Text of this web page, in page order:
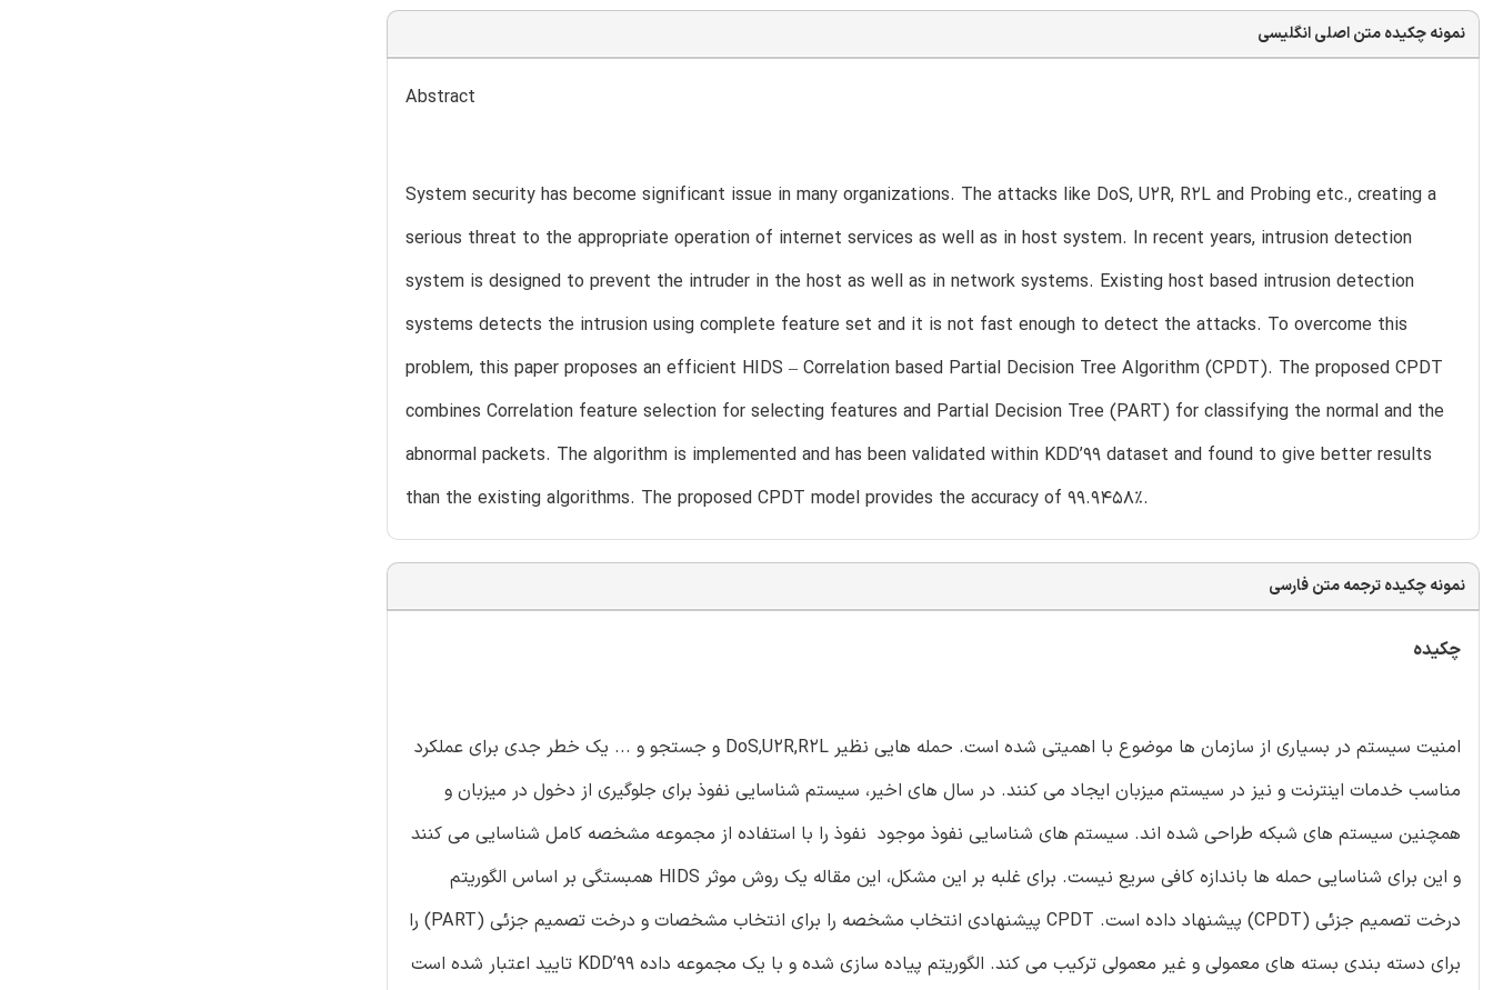
نمونه چکیده متن اصلی انگلیسی
Abstract
System security has become significant issue in many organizations. The attacks like DoS, U2R, R2L and Probing etc., creating a
serious threat to the appropriate operation of internet services as well as in host system. In recent years, intrusion detection
system is designed to prevent the intruder in the host as well as in network systems. Existing host based intrusion detection
systems detects the intrusion using complete feature set and it is not fast enough to detect the attacks. To overcome this
problem, this paper proposes an efficient HIDS – Correlation based Partial Decision Tree Algorithm (CPDT). The proposed CPDT
combines Correlation feature selection for selecting features and Partial Decision Tree (PART) for classifying the normal and the
abnormal packets. The algorithm is implemented and has been validated within KDD’99 dataset and found to give better results
than the existing algorithms. The proposed CPDT model provides the accuracy of 99.9458%.
نمونه چکیده ترجمه متن فارسی
چکیده
امنیت سیستم در بسیاری از سازمان ها موضوع با اهمیتی شده است. حمله هایی نظیر DoS,U2R,R2L و جستجو و ... یک خطر جدی برای عملکرد
مناسب خدمات اینترنت و نیز در سیستم میزبان ایجاد می کنند. در سال های اخیر، سیستم شناسایی نفوذ برای جلوگیری از دخول در میزبان و
همچنین سیستم های شبکه طراحی شده اند. سیستم های شناسایی نفوذ موجود نفوذ را با استفاده از مجموعه مشخصه کامل شناسایی می کنند
و این برای شناسایی حمله ها باندازه کافی سریع نیست. برای غلبه بر این مشکل، این مقاله یک روش موثر HIDS همبستگی بر اساس الگوریتم
درخت تصمیم جزئی (CPDT) پیشنهاد داده است. CPDT پیشنهادی انتخاب مشخصه را برای انتخاب مشخصات و درخت تصمیم جزئی (PART) را
برای دسته بندی بسته های معمولی و غیر معمولی ترکیب می کند. الگوریتم پیاده سازی شده و با یک مجموعه داده KDD’99 تایید اعتبار شده است